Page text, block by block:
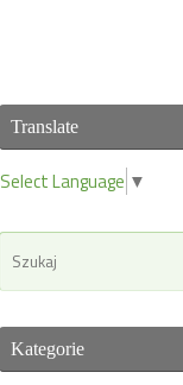
Translate
Select Language ▼
Kategorie